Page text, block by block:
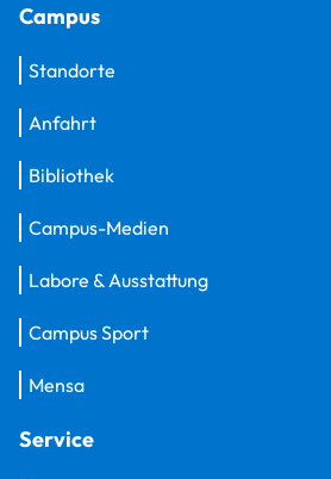
Campus
Standorte
Anfahrt
Bibliothek
Campus-Medien
Labore & Ausstattung
Campus Sport
Mensa
Service